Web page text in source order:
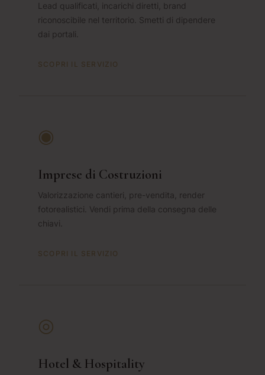
Lead qualificati, incarichi diretti, brand
riconoscibile nel territorio. Smetti di dipendere
dai portali.
SCOPRI IL SERVIZIO
◉
Imprese di Costruzioni
Valorizzazione cantieri, pre-vendita, render
fotorealistici. Vendi prima della consegna delle
chiavi.
SCOPRI IL SERVIZIO
◎
Hotel & Hospitality